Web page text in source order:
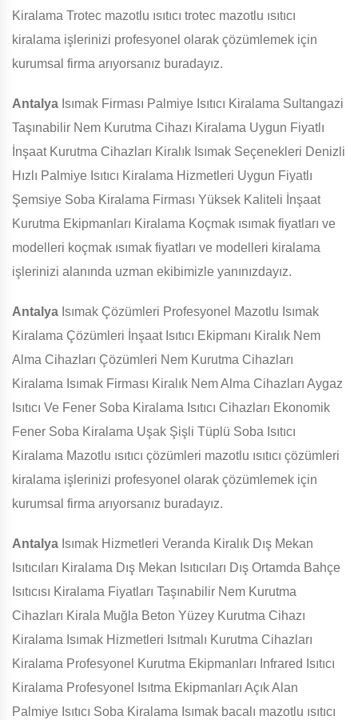
Kiralama Trotec mazotlu ısıtıcı trotec mazotlu ısıtıcı
kiralama işlerinizi profesyonel olarak çözümlemek için
kurumsal firma arıyorsanız buradayız.
Antalya Isımak Firması Palmiye Isıtıcı Kiralama Sultangazi
Taşınabilir Nem Kurutma Cihazı Kiralama Uygun Fiyatlı
İnşaat Kurutma Cihazları Kiralık Isımak Seçenekleri Denizli
Hızlı Palmiye Isıtıcı Kiralama Hizmetleri Uygun Fiyatlı
Şemsiye Soba Kiralama Firması Yüksek Kaliteli İnşaat
Kurutma Ekipmanları Kiralama Koçmak ısımak fiyatları ve
modelleri koçmak ısımak fiyatları ve modelleri kiralama
işlerinizi alanında uzman ekibimizle yanınızdayız.
Antalya Isımak Çözümleri Profesyonel Mazotlu Isımak
Kiralama Çözümleri İnşaat Isıtıcı Ekipmanı Kiralık Nem
Alma Cihazları Çözümleri Nem Kurutma Cihazları
Kiralama Isımak Firması Kiralık Nem Alma Cihazları Aygaz
Isıtıcı Ve Fener Soba Kiralama Isıtıcı Cihazları Ekonomik
Fener Soba Kiralama Uşak Şişli Tüplü Soba Isıtıcı
Kiralama Mazotlu ısıtıcı çözümleri mazotlu ısıtıcı çözümleri
kiralama işlerinizi profesyonel olarak çözümlemek için
kurumsal firma arıyorsanız buradayız.
Antalya Isımak Hizmetleri Veranda Kiralık Dış Mekan
Isıtıcıları Kiralama Dış Mekan Isıtıcıları Dış Ortamda Bahçe
Isıtıcısı Kiralama Fiyatları Taşınabilir Nem Kurutma
Cihazları Kirala Muğla Beton Yüzey Kurutma Cihazı
Kiralama Isımak Hizmetleri Isıtmalı Kurutma Cihazları
Kiralama Profesyonel Kurutma Ekipmanları Infrared Isıtıcı
Kiralama Profesyonel Isıtma Ekipmanları Açık Alan
Palmiye Isıtıcı Soba Kiralama Isımak bacalı mazotlu ısıtıcı